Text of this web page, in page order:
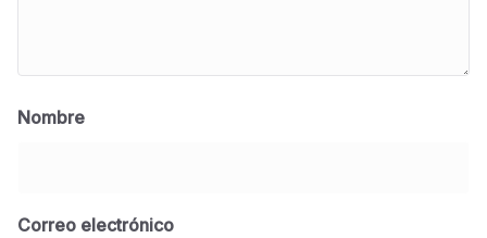
Nombre
Correo electrónico